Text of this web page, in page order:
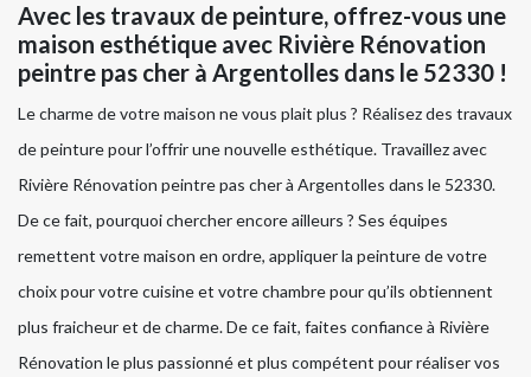
Avec les travaux de peinture, offrez-vous une
maison esthétique avec Rivière Rénovation
peintre pas cher à Argentolles dans le 52330 !
Le charme de votre maison ne vous plait plus ? Réalisez des travaux
de peinture pour l’offrir une nouvelle esthétique. Travaillez avec
Rivière Rénovation peintre pas cher à Argentolles dans le 52330.
De ce fait, pourquoi chercher encore ailleurs ? Ses équipes
remettent votre maison en ordre, appliquer la peinture de votre
choix pour votre cuisine et votre chambre pour qu’ils obtiennent
plus fraicheur et de charme. De ce fait, faites confiance à Rivière
Rénovation le plus passionné et plus compétent pour réaliser vos